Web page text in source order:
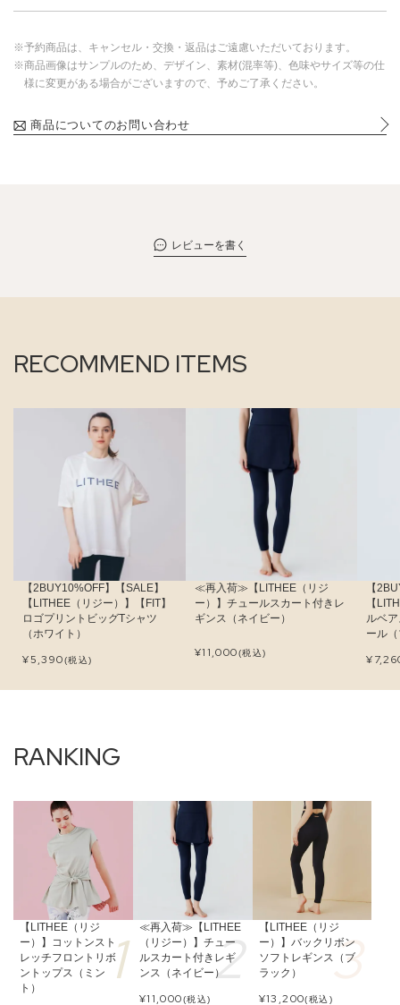
※予約商品は、キャンセル・交換・返品はご遠慮いただいております。
※商品画像はサンプルのため、デザイン、素材(混率等)、色味やサイズ等の仕
様に変更がある場合がございますので、予めご了承ください。
商品についてのお問い合わせ
レビューを書く
RECOMMEND ITEMS
【2BUY10%OFF】【SALE】
【LITHEE（リジー）】【FIT】
ロゴプリントビッグTシャツ
（ホワイト）
¥5,390(税込)
≪再入荷≫【LITHEE（リジ
ー）】チュールスカート付きレ
ギンス（ネイビー）
¥11,000(税込)
【
【
ルベ
ール
¥
【LITHEE（リジ
ー）】コットンスト
レッチフロントリボ
ントップス（ミン
ト）
≪再入荷≫【LITHEE
（リジー）】チュー
ルスカート付きレギ
ンス（ネイビー）
¥11,000(税込)
【LITHEE（リジ
ー）】バックリボン
ソフトレギンス（ブ
ラック）
¥13,200(税込)